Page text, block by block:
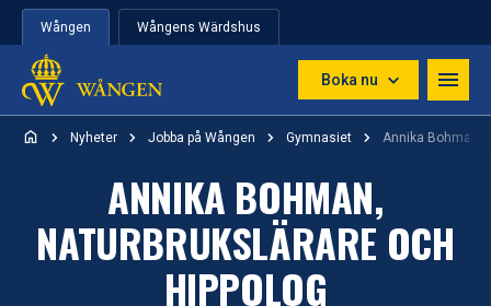
Hoppa till innehåll
Wången Wångens Wärdshus
Boka nu
Nyheter Jobba på Wången Gymnasiet Annika Bohman,
ANNIKA BOHMAN,
NATURBRUKSLÄRARE OCH
HIPPOLOG